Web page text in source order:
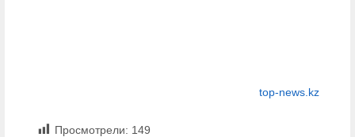
top-news.kz
Просмотрели: 149